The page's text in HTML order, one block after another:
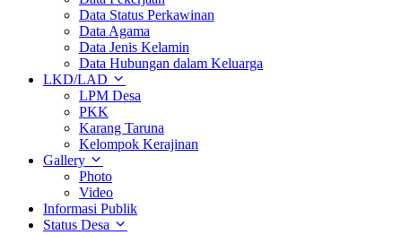
Data Status Perkawinan
Data Agama
Data Jenis Kelamin
Data Hubungan dalam Keluarga
LKD/LAD
LPM Desa
PKK
Karang Taruna
Kelompok Kerajinan
Gallery
Photo
Video
Informasi Publik
Status Desa